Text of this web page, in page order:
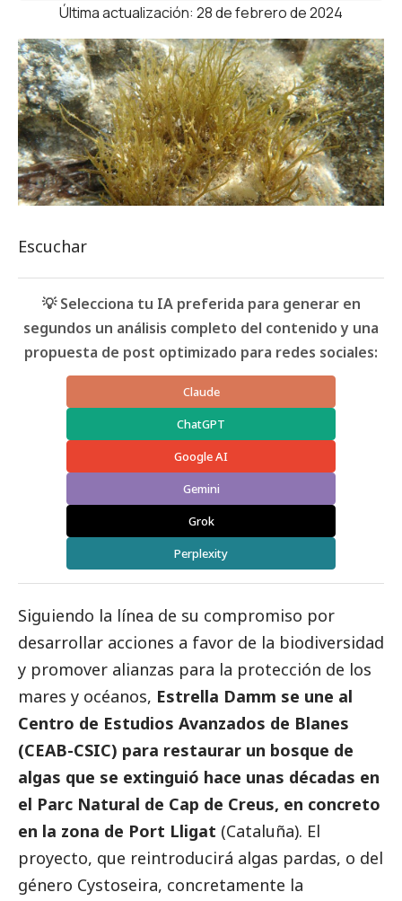
Última actualización: 28 de febrero de 2024
Escuchar
💡 Selecciona tu IA preferida para generar en
segundos un análisis completo del contenido y una
propuesta de post optimizado para redes sociales:
Claude
ChatGPT
Google AI
Gemini
Grok
Perplexity
Siguiendo la línea de su compromiso por
desarrollar acciones a favor de la biodiversidad
y promover alianzas para la protección de los
mares y océanos, Estrella Damm se une al
Centro de Estudios Avanzados de Blanes
(CEAB-CSIC) para restaurar un bosque de
algas que se extinguió hace unas décadas en
el Parc Natural de Cap de Creus, en concreto
en la zona de Port Lligat (Cataluña). El
proyecto, que reintroducirá algas pardas, o del
género Cystoseira, concretamente la